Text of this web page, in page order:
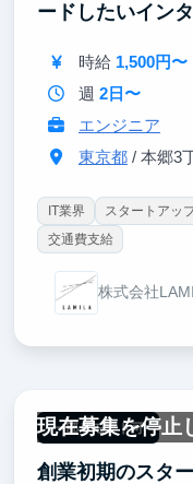
ードしたいイン
時給 1,500円〜
週 2日〜
エンジニア
東京都/ 本郷3
IT業界 スタートアッ
交通費支給
株式会社
現在募集を停止
一部リモート可
創業初期のスタ